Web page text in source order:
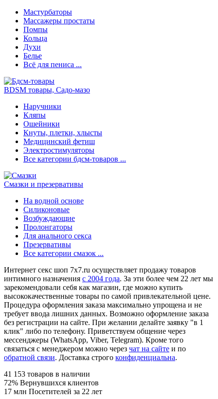
Мастурбаторы
Массажеры простаты
Помпы
Кольца
Духи
Белье
Всё для пениса ...
BDSM товары, Садо-мазо
Наручники
Кляпы
Ошейники
Кнуты, плетки, хлысты
Медицинский фетиш
Электростимуляторы
Все категории бдсм-товаров ...
Смазки и презервативы
На водной основе
Силиконовые
Возбуждающие
Пролонгаторы
Для анального секса
Презервативы
Все категории смазок ...
Интернет секс шоп 7x7.ru осуществляет продажу товаров
интимного назначения с 2004 года. За эти более чем 22 лет мы
зарекомендовали себя как магазин, где можно купить
высококачественные товары по самой привлекательной цене.
Процедура оформления заказа максимально упрощена и не
требует ввода лишних данных. Возможно оформление заказа
без регистрации на сайте. При желании делайте заявку "в 1
клик" либо по телефону. Приветствуем общение через
мессенджеры (WhatsApp, Viber, Telegram). Кроме того
связаться с менеджером можно через чат на сайте и по
обратной связи. Доставка строго конфиденциальна.
41 153 товаров в наличии
72% Вернувшихся клиентов
17 млн Посетителей за 22 лет